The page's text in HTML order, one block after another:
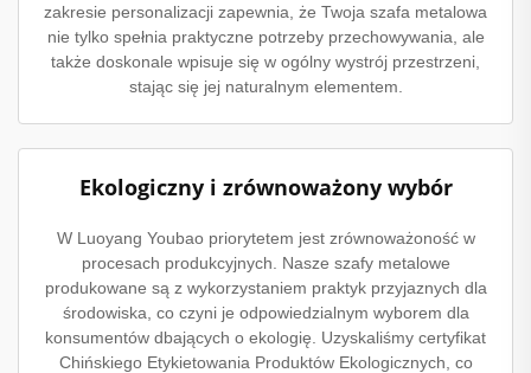
zakresie personalizacji zapewnia, że Twoja szafa metalowa
nie tylko spełnia praktyczne potrzeby przechowywania, ale
także doskonale wpisuje się w ogólny wystrój przestrzeni,
stając się jej naturalnym elementem.
Ekologiczny i zrównoważony wybór
W Luoyang Youbao priorytetem jest zrównoważoność w
procesach produkcyjnych. Nasze szafy metalowe
produkowane są z wykorzystaniem praktyk przyjaznych dla
środowiska, co czyni je odpowiedzialnym wyborem dla
konsumentów dbających o ekologię. Uzyskaliśmy certyfikat
Chińskiego Etykietowania Produktów Ekologicznych, co